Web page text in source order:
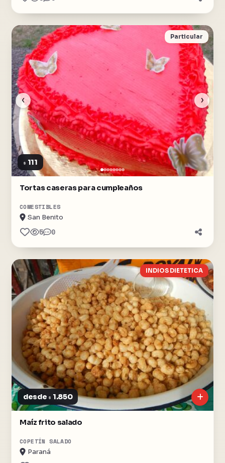
‹ ›
Particular
$ 111
Tortas caseras para cumpleaños
COMESTIBLES
San Benito
5 0
INDIOS DIETETICA
desde $ 1.850
Maíz frito salado
COPETÍN SALADO
Paraná